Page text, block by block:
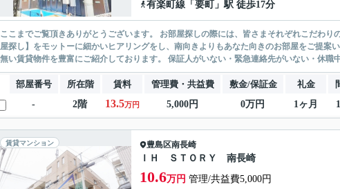
有楽町線 「 要町 」駅 徒歩17分
ここまでご覧頂きありがとうございます。 お部屋探しの際には、皆さまそれぞれこだわりの条件があると思いますが、当社では【あなたに１番のお部
屋探し】をモットーに細かいヒアリングをし、南向きよりもあなた向きのお部屋をご提案いたします。 シングル物件からファミリー
無い賃貸物件を豊富にご紹介しております。 保証人がいない・緊急連
部屋番号 所在階 賃料 管理費・共益費 敷金/保証金 礼金
-
2階 13.5万円 5,000円 0万円 1ヶ月
賃貸マンション 豊島区南長崎
ＩＨ ＳＴＯＲＹ 南長崎
10.6万円 管理/共益費5,000円